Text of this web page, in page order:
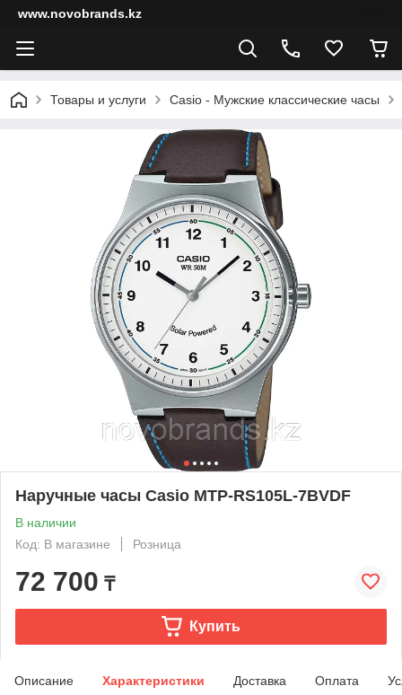
www.novobrands.kz
Товары и услуги Casio - Мужские классические часы
Наручные часы Casio MTP-RS105L-7BVDF
В наличии
Код: В магазине
Розница
72 700 ₸
Купить
Описание Характеристики Доставка Оплата